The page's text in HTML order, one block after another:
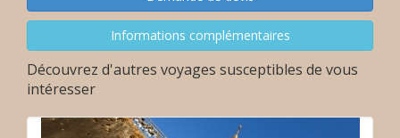
Découvrez d'autres voyages susceptibles de vous
intéresser